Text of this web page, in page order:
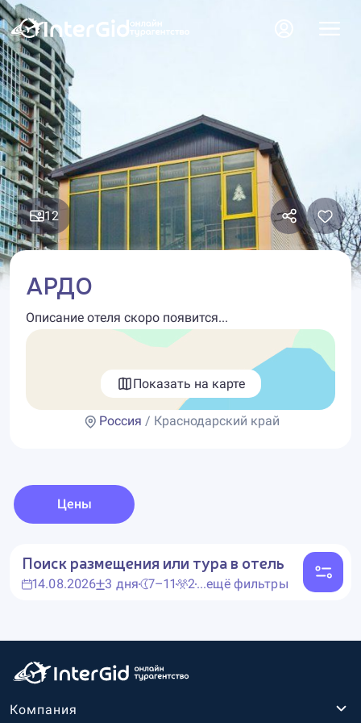
12
АРДО
Описание отеля скоро появится...
Показать на карте
Россия / Краснодарский край
Цены
Поиск размещения или тура в отель
14.08.2026 3 дня 7–11 2...ещё фильтры
Компания